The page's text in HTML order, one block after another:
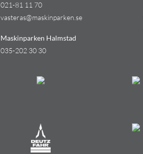
021-81 11 70
vasteras@maskinparken.se
Maskinparken Halmstad
035-202 30 30